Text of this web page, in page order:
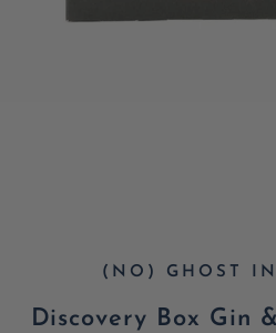
(NO) GHOST
Discovery Box Gin